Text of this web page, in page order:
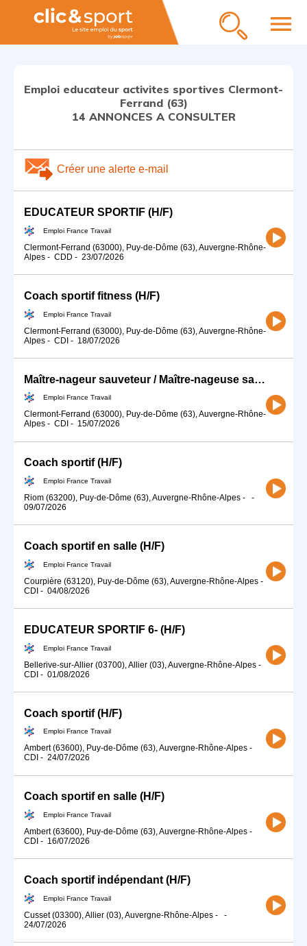
menu
Emploi educateur activites sportives Clermont-
Ferrand (63)
14 ANNONCES A CONSULTER
Créer une alerte e-mail
EDUCATEUR SPORTIF (H/F)
Emploi France Travail
Clermont-Ferrand (63000), Puy-de-Dôme (63), Auvergne-Rhône-
Alpes - CDD - 23/07/2026
Coach sportif fitness (H/F)
Emploi France Travail
Clermont-Ferrand (63000), Puy-de-Dôme (63), Auvergne-Rhône-
Alpes - CDI - 18/07/2026
Maître-nageur sauveteur / Maître-nageuse sauveteuse (H/F)
Emploi France Travail
Clermont-Ferrand (63000), Puy-de-Dôme (63), Auvergne-Rhône-
Alpes - CDI - 15/07/2026
Coach sportif (H/F)
Emploi France Travail
Riom (63200), Puy-de-Dôme (63), Auvergne-Rhône-Alpes -
-
09/07/2026
Coach sportif en salle (H/F)
Emploi France Travail
Courpière (63120), Puy-de-Dôme (63), Auvergne-Rhône-Alpes -
CDI - 04/08/2026
EDUCATEUR SPORTIF 6- (H/F)
Emploi France Travail
Bellerive-sur-Allier (03700), Allier (03), Auvergne-Rhône-Alpes -
CDI - 01/08/2026
Coach sportif (H/F)
Emploi France Travail
Ambert (63600), Puy-de-Dôme (63), Auvergne-Rhône-Alpes -
CDI - 24/07/2026
Coach sportif en salle (H/F)
Emploi France Travail
Ambert (63600), Puy-de-Dôme (63), Auvergne-Rhône-Alpes -
CDI - 16/07/2026
Coach sportif indépendant (H/F)
Emploi France Travail
Cusset (03300), Allier (03), Auvergne-Rhône-Alpes -
-
24/07/2026